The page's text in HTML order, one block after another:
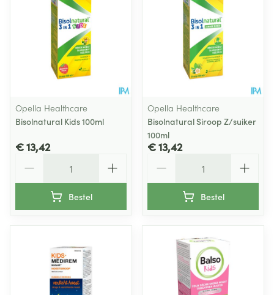
Opella Healthcare
Bisolnatural Kids 100ml
€ 13,42
Bestel
Opella Healthcare
Bisolnatural Siroop Z/suiker
100ml
€ 13,42
Bestel